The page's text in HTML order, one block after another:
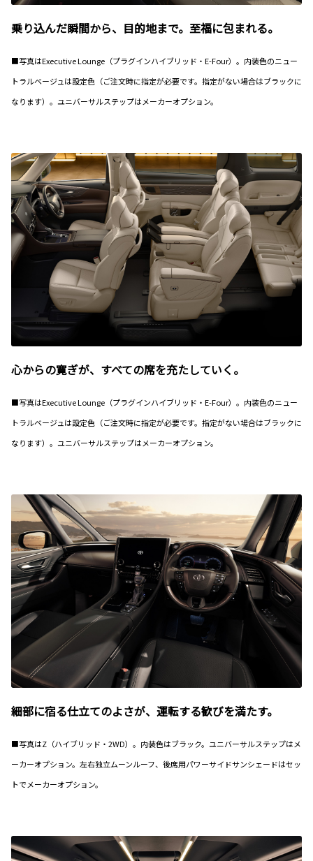
乗り込んだ瞬間から、目的地まで。至福に包まれる。
■写真はExecutive Lounge（プラグインハイブリッド・E-Four）。内装色のニュー
トラルベージュは設定色（ご注文時に指定が必要です。指定がない場合はブラックに
なります）。ユニバーサルステップはメーカーオプション。
心からの寛ぎが、すべての席を充たしていく。
■写真はExecutive Lounge（プラグインハイブリッド・E-Four）。内装色のニュー
トラルベージュは設定色（ご注文時に指定が必要です。指定がない場合はブラックに
なります）。ユニバーサルステップはメーカーオプション。
細部に宿る仕立てのよさが、運転する歓びを満たす。
■写真はZ（ハイブリッド・2WD）。内装色はブラック。ユニバーサルステップはメ
ーカーオプション。左右独立ムーンルーフ、後席用パワーサイドサンシェードはセッ
トでメーカーオプション。